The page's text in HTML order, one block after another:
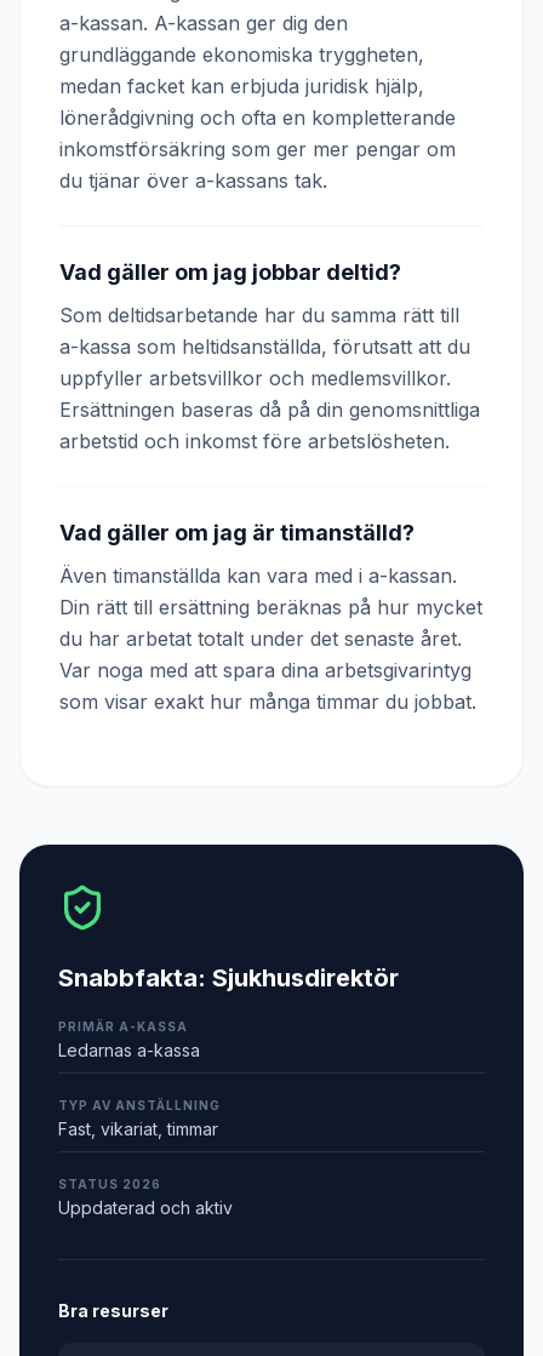
a-kassan. A-kassan ger dig den
grundläggande ekonomiska tryggheten,
medan facket kan erbjuda juridisk hjälp,
lönerådgivning och ofta en kompletterande
inkomstförsäkring som ger mer pengar om
du tjänar över a-kassans tak.
Vad gäller om jag jobbar deltid?
Som deltidsarbetande har du samma rätt till
a-kassa som heltidsanställda, förutsatt att du
uppfyller arbetsvillkor och medlemsvillkor.
Ersättningen baseras då på din genomsnittliga
arbetstid och inkomst före arbetslösheten.
Vad gäller om jag är timanställd?
Även timanställda kan vara med i a-kassan.
Din rätt till ersättning beräknas på hur mycket
du har arbetat totalt under det senaste året.
Var noga med att spara dina arbetsgivarintyg
som visar exakt hur många timmar du jobbat.
Snabbfakta: Sjukhusdirektör
PRIMÄR A-KASSA
Ledarnas a-kassa
TYP AV ANSTÄLLNING
Fast, vikariat, timmar
STATUS 2026
Uppdaterad och aktiv
Bra resurser